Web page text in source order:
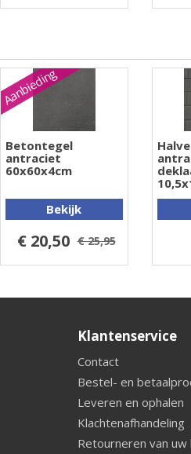
Aanbieding
Betontegel
antraciet
60x60x4cm
Bekijk
€ 20,50 € 25,95
Klantenservice
Contact
Bestel- en
Leveren en ophalen
Klachtenafhandeling
Retourneren van